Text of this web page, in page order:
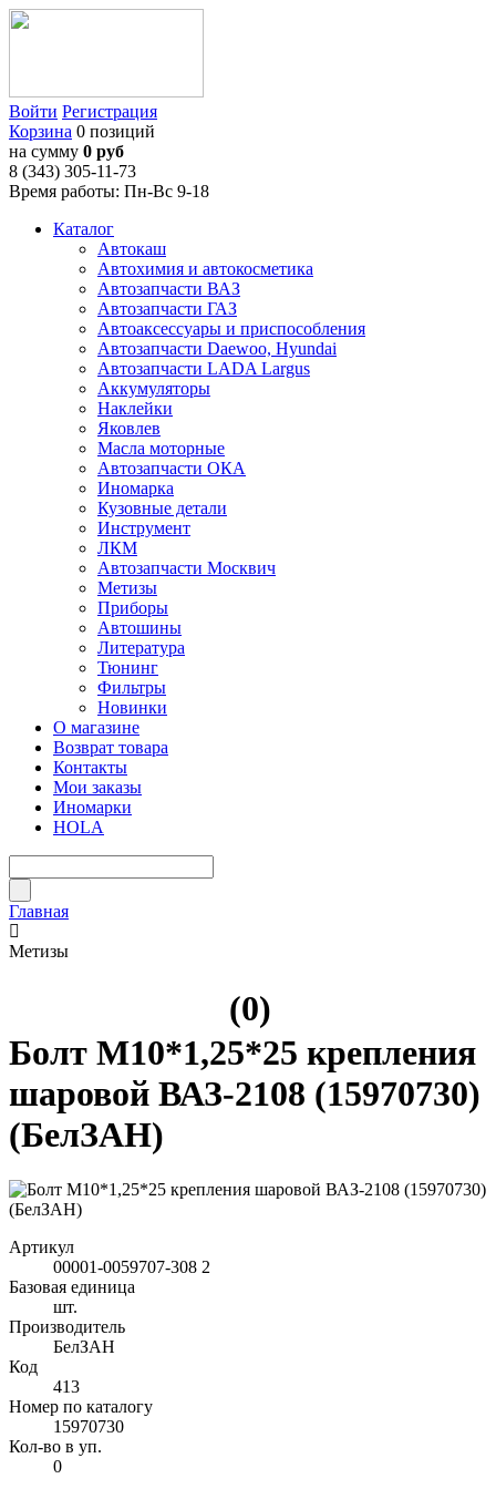
Войти Регистрация
Корзина 0 позиций
на сумму 0 руб
8 (343) 305-11-73
Время работы: Пн-Вс 9-18
Каталог
Автокаш
Автохимия и автокосметика
Автозапчасти ВАЗ
Автозапчасти ГАЗ
Автоаксессуары и приспособления
Автозапчасти Daewoo, Hyundai
Автозапчасти LADA Largus
Аккумуляторы
Наклейки
Яковлев
Масла моторные
Автозапчасти ОКА
Иномарка
Кузовные детали
Инструмент
ЛКМ
Автозапчасти Москвич
Метизы
Приборы
Автошины
Литература
Тюнинг
Фильтры
Новинки
О магазине
Возврат товара
Контакты
Мои заказы
Иномарки
HOLA
Главная
Метизы
(0)
Болт М10*1,25*25 крепления
шаровой ВАЗ-2108 (15970730)
(БелЗАН)
Артикул
00001-0059707-308 2
Базовая единица
шт.
Производитель
БелЗАН
Код
413
Номер по каталогу
15970730
Кол-во в уп.
0